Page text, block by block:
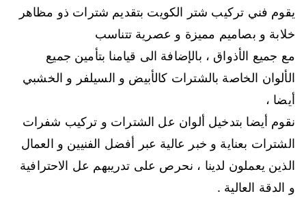
يقوم فني تركيب شتر الكويت بتقديم شترات ذو مظاهر
خلابة و بصاميم مميزة و عصرية تتناسب
مع جميع الأذواق ، بالإضافة الى قيامنا بتأمين جميع
الألوان الخاصة بالشترات كالأبيض و السيلفر و الخشبي
أيضا ،
نقوم أيضا بتدخيل ألوان عل الشترات و تركيب شفرات
الشترات بعناية و خبر عالية عبر أفضل الفنيين و العمال
الذين يعملون لدينا ، نحرص على تدريبهم عل الاحترافية
و الدقة العالية .